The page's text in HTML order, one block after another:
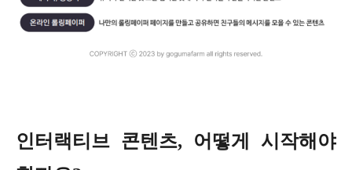
인터랙티브 콘텐츠, 어떻게 시작해야